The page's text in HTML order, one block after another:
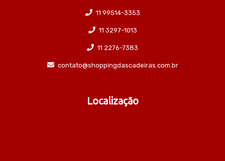
11 99514-3353
11 3297-1013
11 2276-7383
contato@shoppingdascadeiras.com.br
Localização